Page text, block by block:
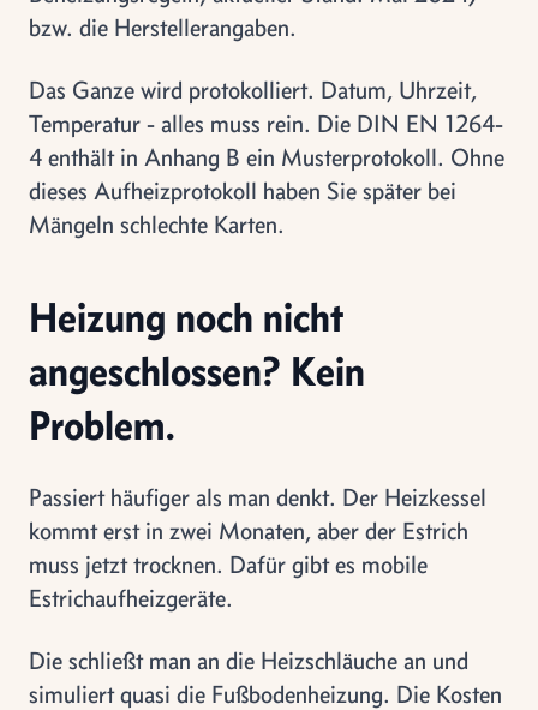
bzw. die Herstellerangaben.
Das Ganze wird protokolliert. Datum, Uhrzeit,
Temperatur - alles muss rein. Die DIN EN 1264-
4 enthält in Anhang B ein Musterprotokoll. Ohne
dieses Aufheizprotokoll haben Sie später bei
Mängeln schlechte Karten.
Heizung noch nicht
angeschlossen? Kein
Problem.
Passiert häufiger als man denkt. Der Heizkessel
kommt erst in zwei Monaten, aber der Estrich
muss jetzt trocknen. Dafür gibt es mobile
Estrichaufheizgeräte.
Die schließt man an die Heizschläuche an und
simuliert quasi die Fußbodenheizung. Die Kosten